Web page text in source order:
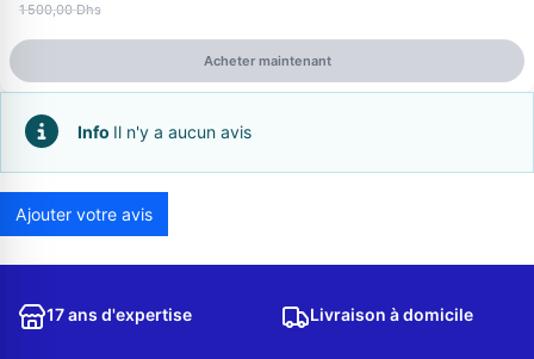
Appelez-nous au
06 37 08 07 06
1 500,00 Dhs
Acheter maintenant
Info Il n'y a aucun avis
Ajouter votre avis
17 ans d'expertise Livraison à domicile